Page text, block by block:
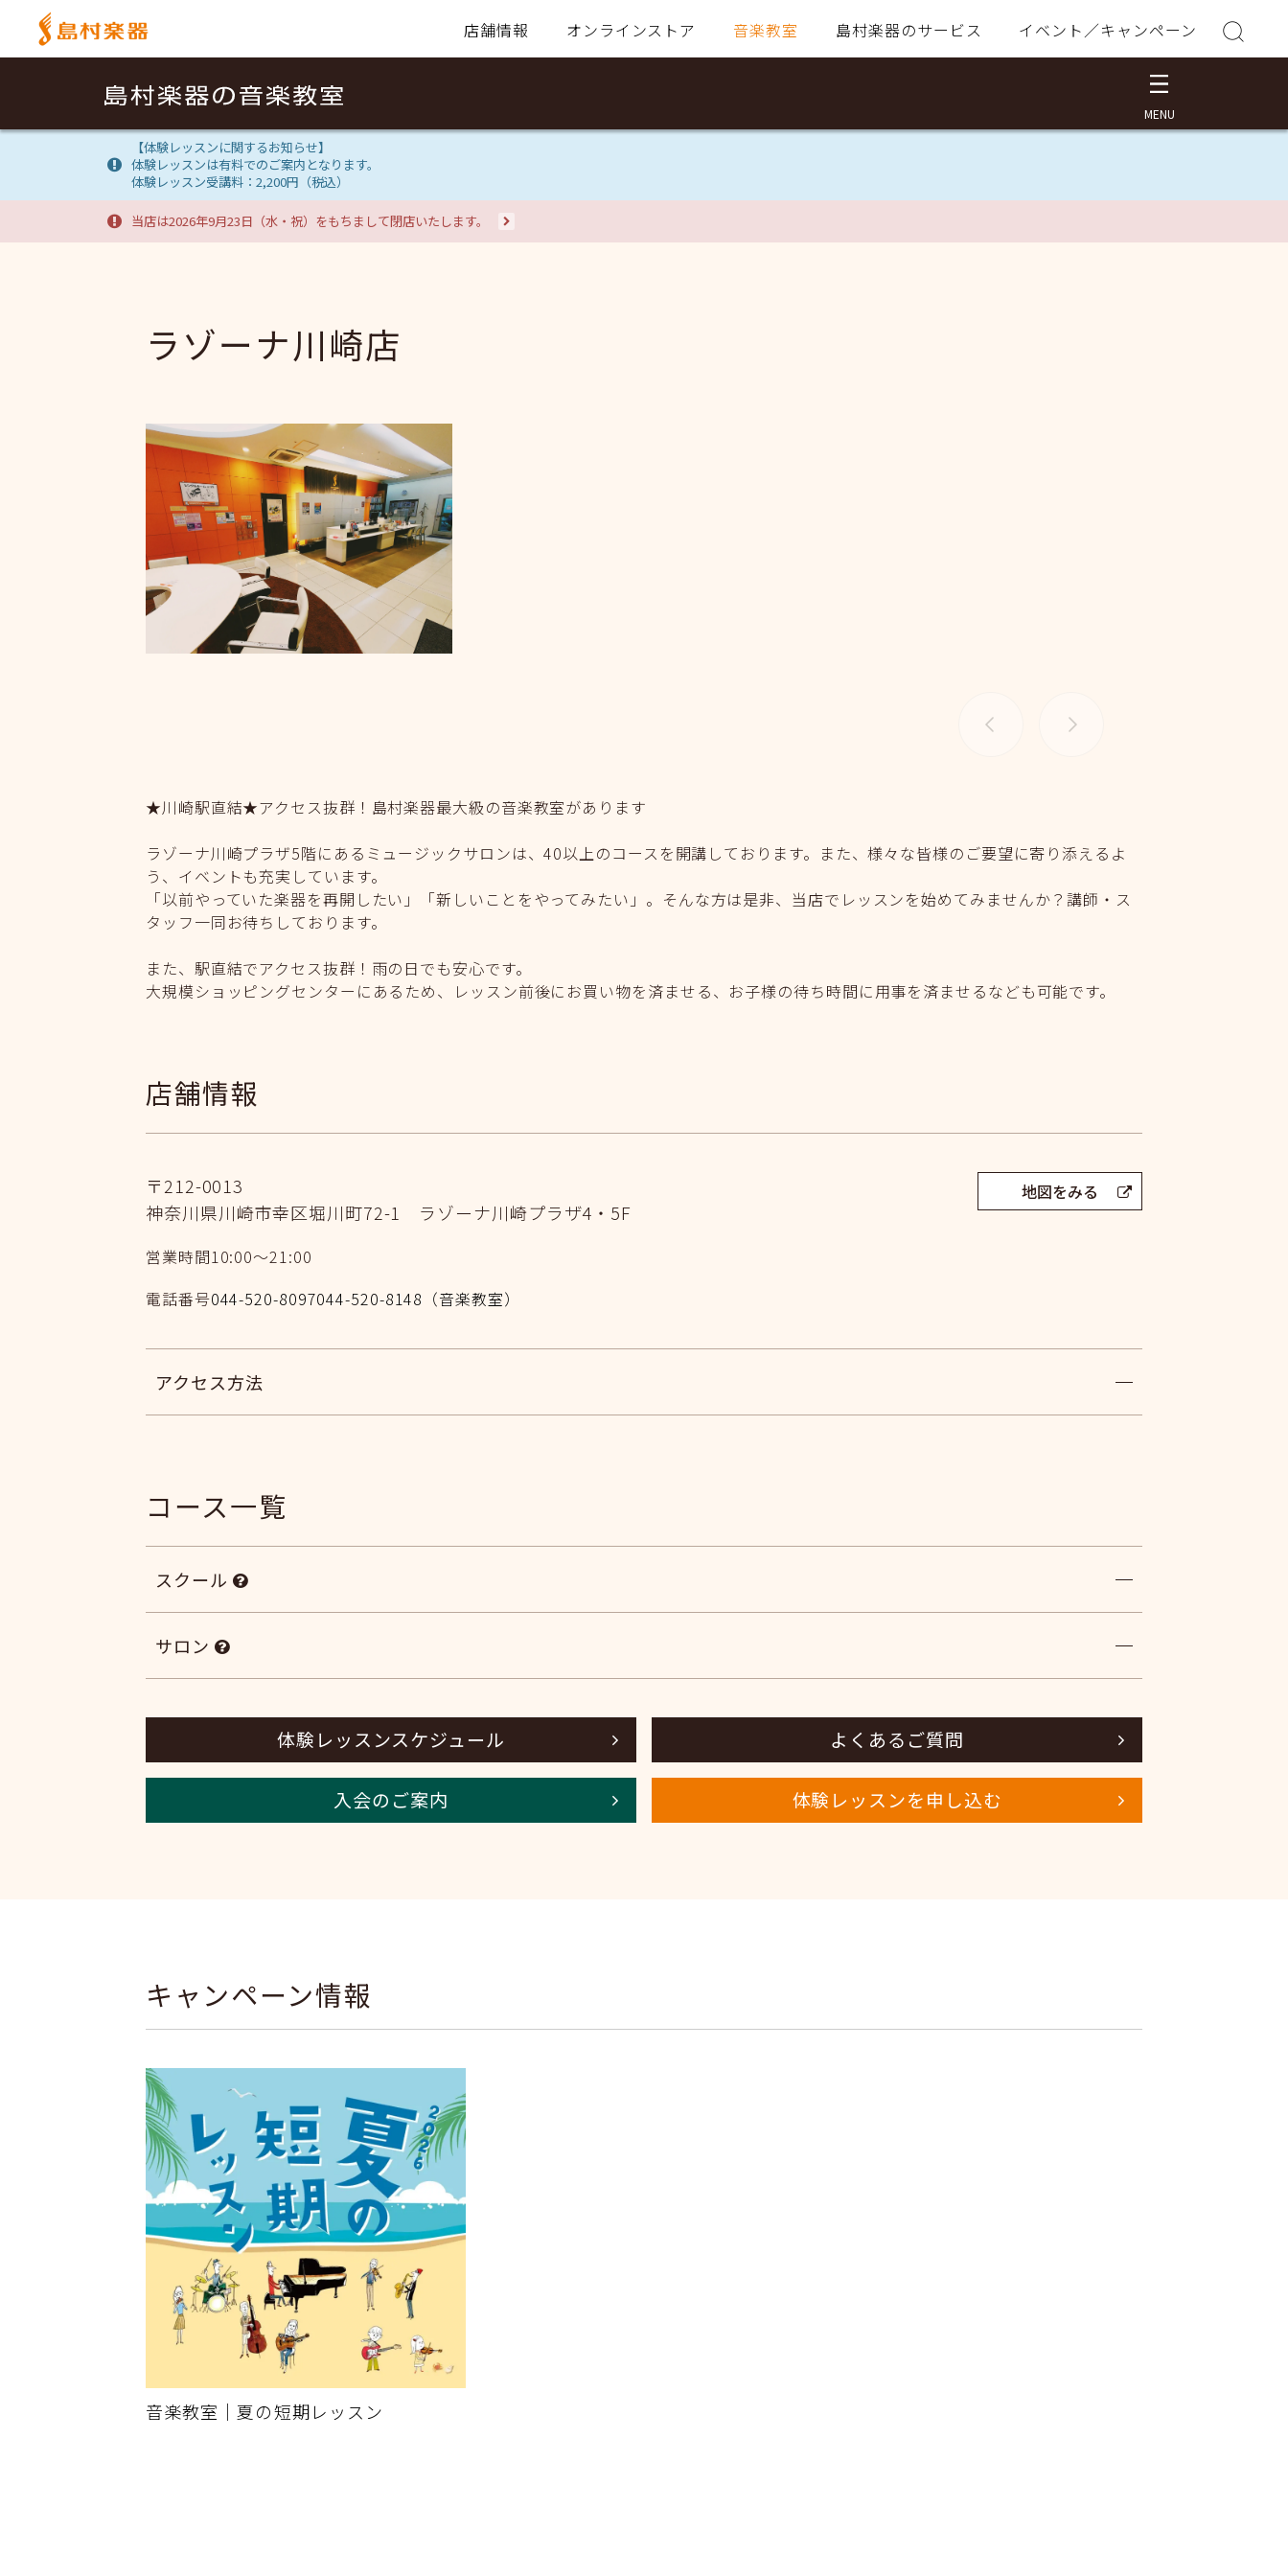
店舗情報 オンラインストア 音楽教室 島村楽器のサービス イベント／キャンペーン
【体験レッスンに関するお知らせ】
体験レッスンは有料でのご案内となります。
体験レッスン受講料：2,200円（税込）
当店は2026年9月23日（水・祝）をもちまして閉店いたします。
ラゾーナ川崎店
★川崎駅直結★アクセス抜群！島村楽器最大級の音楽教室があります
ラゾーナ川崎プラザ5階にあるミュージックサロンは、40以上のコースを開講しております。また、様々な皆様のご要望に寄り添えるよ
う、イベントも充実しています。
「以前やっていた楽器を再開したい」「新しいことをやってみたい」。そんな方は是非、当店でレッスンを始めてみませんか？講師・ス
タッフ一同お待ちしております。
また、駅直結でアクセス抜群！雨の日でも安心です。
大規模ショッピングセンターにあるため、レッスン前後にお買い物を済ませる、お子様の待ち時間に用事を済ませるなども可能です。
店舗情報
〒212-0013
神奈川県川崎市幸区堀川町72-1 ラゾーナ川崎プラザ4・5F
地図をみる
営業時間10:00～21:00
電話番号044-520-8097044-520-8148（音楽教室）
アクセス方法
コース一覧
スクール
サロン
体験レッスンスケジュール よくあるご質問
入会のご案内 体験レッスンを申し込む
キャンペーン情報
音楽教室｜夏の短期レッスン